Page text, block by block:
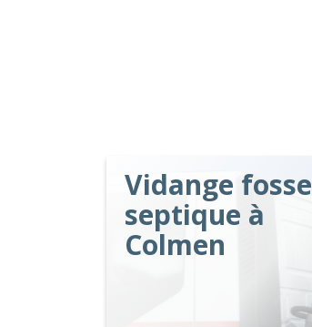
Vidange fosse
septique à
Colmen